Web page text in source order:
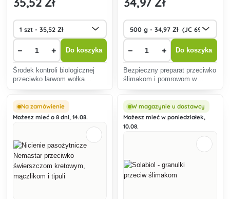
− + Do koszyka
Środek kontroli biologicznej
przeciwko larwom wołka
− + Do koszyka
Bezpieczny preparat przeciwko
ślimakom i pomrowom w
Na zamówienie
Możesz mieć o 8 dni, 14.08.
W magazynie u dostawcy
Możesz mieć w poniedziałek,
10.08.